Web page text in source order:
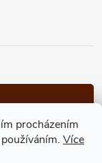
procházením
Více
- přidej se taky